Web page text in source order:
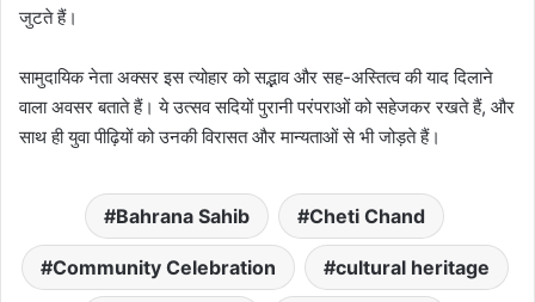
जुटते हैं।
सामुदायिक नेता अक्सर इस त्योहार को सद्भाव और सह-अस्तित्व की याद दिलाने
वाला अवसर बताते हैं। ये उत्सव सदियों पुरानी परंपराओं को सहेजकर रखते हैं, और
साथ ही युवा पीढ़ियों को उनकी विरासत और मान्यताओं से भी जोड़ते हैं।
Bahrana Sahib Cheti Chand
Community Celebration cultural heritage